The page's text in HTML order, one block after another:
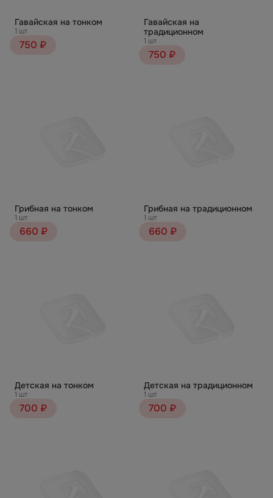
Гавайская на тонком
1 шт
750 ₽
Гавайская на
традиционном
1 шт
750 ₽
Грибная на тонком
1 шт
660 ₽
Грибная на традиционном
1 шт
660 ₽
Детская на тонком
1 шт
700 ₽
Детская на традиционном
1 шт
700 ₽